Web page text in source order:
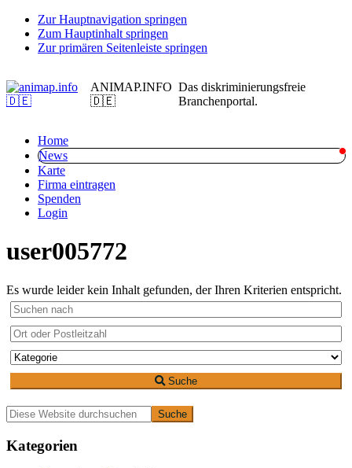
Zur Hauptnavigation springen
Zum Hauptinhalt springen
Zur primären Seitenleiste springen
ANIMAP.INFO
🇩🇪
Das diskriminierungsfreie
Branchenportal.
Home
News
Karte
Firma eintragen
Spenden
Login
user005772
Es wurde leider kein Inhalt gefunden, der Ihren Kriterien entspricht.
Suche
Primäre
Seitenleiste
Diese
Website
durchsuchen
Kategorien